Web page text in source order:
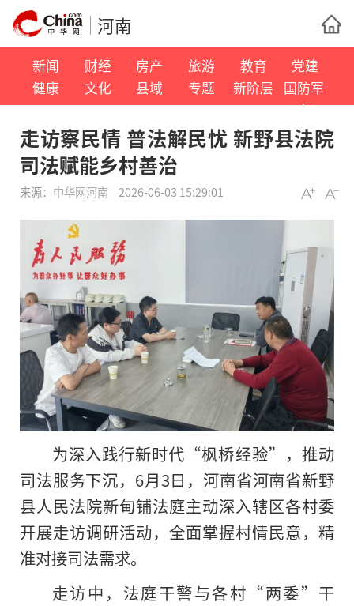
河南
新闻 财经 房产 旅游 教育
党建
健康
文化 县域 专题 新阶层
国防军
事
走访察民情 普法解民忧 新野县法院
司法赋能乡村善治
来源： 中华网河南 2026-06-03 15:29:01
为深入践行新时代“枫桥经验”，推动
司法服务下沉，6月3日，河南省河南省新野
县人民法院新甸铺法庭主动深入辖区各村委
开展走访调研活动，全面掌握村情民意，精
准对接司法需求。
走访中，法庭干警与各村“两委”干